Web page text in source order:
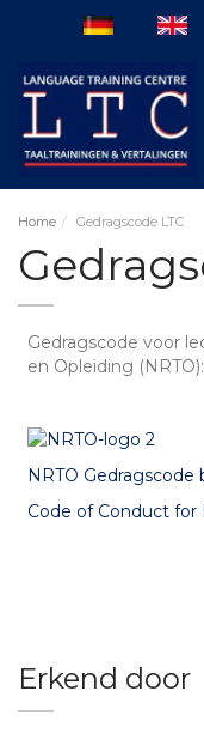
Home Gedragscode LTC
Gedragscode voor
en Opleiding (NRTO):
NRTO Gedragscode
Code of Conduct for
Erkend door